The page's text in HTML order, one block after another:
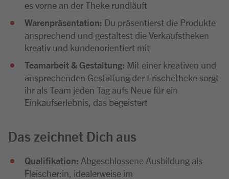
es vorne an der Theke rundläuft
Warenpräsentation: Du präsentierst die Produkte
ansprechend und gestaltest die Verkaufstheken
kreativ und kundenorientiert mit
Teamarbeit & Gestaltung: Mit einer kreativen und
ansprechenden Gestaltung der Frischetheke sorgt
ihr als Team jeden Tag aufs Neue für ein
Einkaufserlebnis, das begeistert
Das zeichnet Dich aus
Qualifikation: Abgeschlossene Ausbildung als
Fleischer:in, idealerweise im